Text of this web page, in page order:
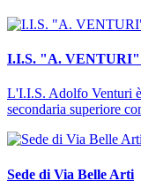
I.I.S. "A. VENTURI"
L'I.I.S. Adolfo Venturi
secondaria superiore
Sede di Via Belle Arti